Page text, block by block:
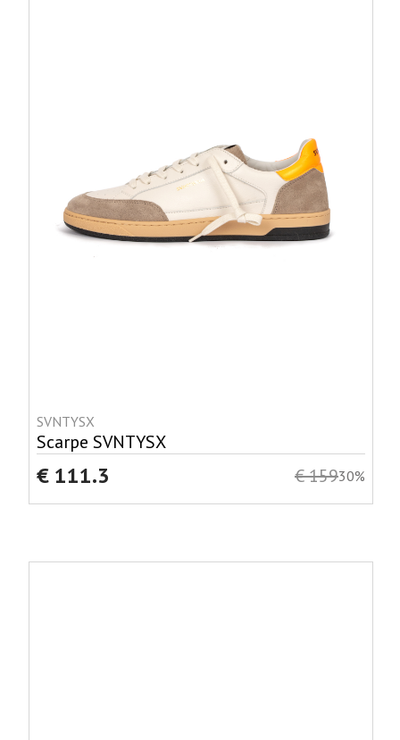
SVNTYSX
Scarpe SVNTYSX
€ 111.3 € 15930%